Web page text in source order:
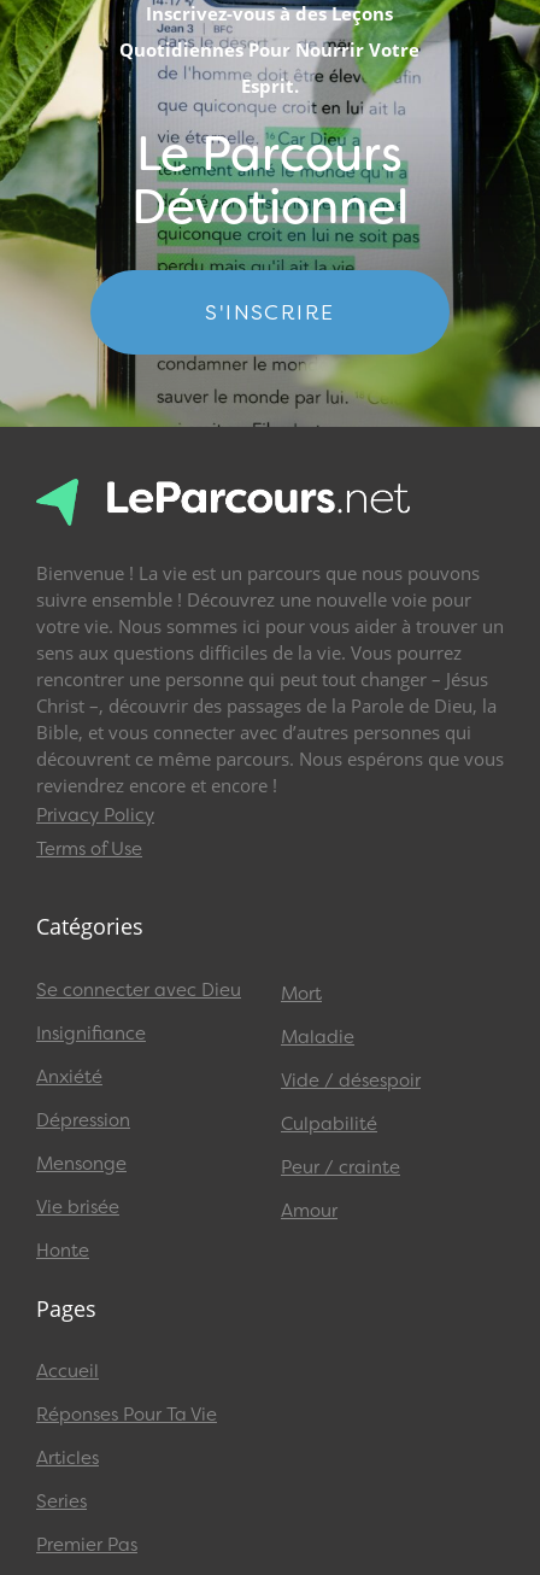
Inscrivez-vous à des Leçons
Quotidiennes Pour Nourrir Votre
Esprit.
Le Parcours
Dévotionnel
S'INSCRIRE
Bienvenue ! La vie est un parcours que nous pouvons
suivre ensemble ! Découvrez une nouvelle voie pour
votre vie. Nous sommes ici pour vous aider à trouver un
sens aux questions difficiles de la vie. Vous pourrez
rencontrer une personne qui peut tout changer – Jésus
Christ –, découvrir des passages de la Parole de Dieu, la
Bible, et vous connecter avec d’autres personnes qui
découvrent ce même parcours. Nous espérons que vous
reviendrez encore et encore !
Privacy Policy
Terms of Use
Catégories
Se connecter avec Dieu
Insignifiance
Anxiété
Dépression
Mensonge
Vie brisée
Honte
Mort
Maladie
Vide / désespoir
Culpabilité
Peur / crainte
Amour
Pages
Accueil
Réponses Pour Ta Vie
Articles
Series
Premier Pas